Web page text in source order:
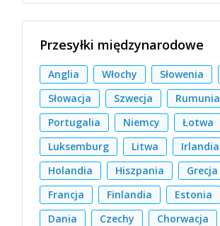
Przesyłki międzynarodowe
Anglia Włochy Słowenia
Słowacja
Szwecja
Rumunia
Portugalia
Niemcy
Łotwa
Luksemburg
Litwa
Irlandia
Holandia
Hiszpania
Grecja
Francja
Finlandia
Estonia
Dania
Czechy
Chorwacja